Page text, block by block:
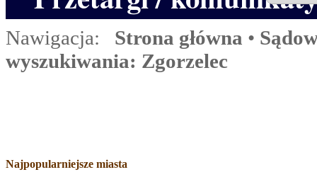
Nawigacja: Strona główna •
wyszukiwania: Zgorzelec
Najpopularniejsze miasta